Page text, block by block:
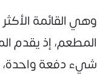
وهي القائمة
المطعم، إذ يقدم
شيء دفعة واحدة،